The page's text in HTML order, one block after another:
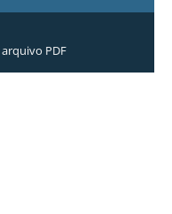
PDF